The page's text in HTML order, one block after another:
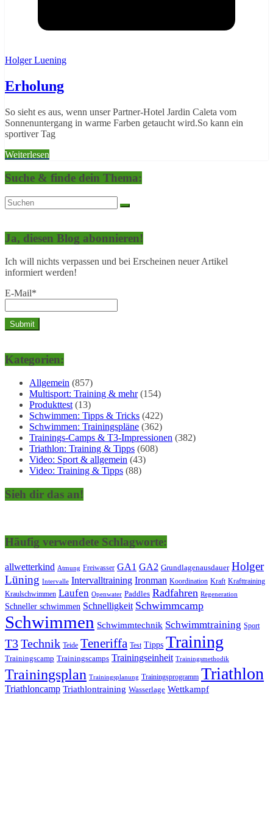
Holger Luening
Erholung
So sieht es aus, wenn unser Partner-Hotel Jardin Caleta vom
Sonnenuntergang in warme Farben getaucht wird.So kann ein
sportiver Tag
Weiterlesen
Suche & finde dein Thema:
Ja, diesen Blog abonnieren!
Ich will nichts verpassen und bei Erscheinen neuer Artikel
informiert werden!
E-Mail*
Kategorien:
Allgemein (857)
Multisport: Training & mehr(154)
Produkttest(13)
Schwimmen: Tipps & Tricks (422)
Schwimmen: Trainingspläne (362)
Trainings-Camps & T3-Impressionen (382)
Triathlon: Training & Tipps (608)
Video: Sport & allgemein (43)
Video: Training & Tipps (88)
Sieh dir das an!
Häufig verwendete Schlagworte:
allwetterkind Atmung Freiwasser GA1 GA2 Grundlagenausdauer Holger
Lüning Intervalle Intervalltraining Ironman Koordination Kraft Krafttraining
Kraulschwimmen Laufen Openwater Paddles Radfahren Regeneration
Schneller schwimmen Schnelligkeit Schwimmcamp
Schwimmen Schwimmtechnik Schwimmtraining Sport
T3Technik Teide Teneriffa Test Tipps Training
Trainingscamp Trainingscamps Trainingseinheit Trainingsmethodik
Trainingsplan Trainingsplanung Trainingsprogramm Triathlon
Triathloncamp Triathlontraining Wasserlage Wettkampf